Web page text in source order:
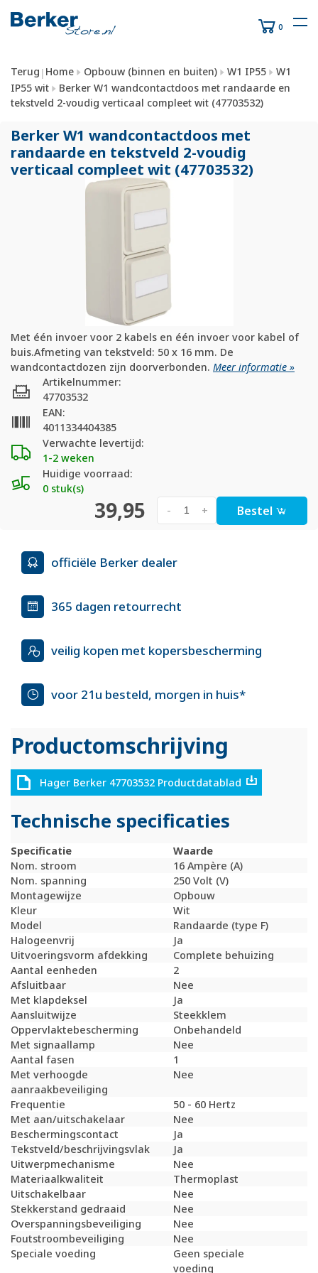
0
Terug | Home Opbouw (binnen en buiten) W1 IP55
W1
IP55 wit
Berker W1 wandcontactdoos met randaarde en
tekstveld 2-voudig verticaal compleet wit (47703532)
Berker W1 wandcontactdoos met
randaarde en tekstveld 2-voudig
verticaal compleet wit (47703532)
Met één invoer voor 2 kabels en één invoer voor kabel of
buis.Afmeting van tekstveld: 50 x 16 mm. De
wandcontactdozen zijn doorverbonden. Meer informatie »
Verwachte levertijd:
1-2 weken
Huidige voorraad:
0 stuk(s)
Artikelnummer:
47703532
EAN:
4011334404385
39,95 +
- Bestel
officiële Berker dealer
365 dagen retourrecht
veilig kopen met kopersbescherming
voor 21u besteld, morgen in huis*
Productomschrijving
Hager Berker 47703532 Productdatablad
Technische specificaties
Specificatie
Waarde
Nom. stroom
16 Ampère (A)
Nom. spanning
250 Volt (V)
Montagewijze
Opbouw
Kleur
Wit
Model
Randaarde (type F)
Halogeenvrij
Ja
Uitvoeringsvorm afdekking
Complete behuizing
Aantal eenheden
2
Afsluitbaar
Nee
Met klapdeksel
Ja
Aansluitwijze
Steekklem
Oppervlaktebescherming
Onbehandeld
Met signaallamp
Nee
Aantal fasen
1
Met verhoogde
aanraakbeveiliging
Nee
Frequentie
50 - 60 Hertz
Met aan/uitschakelaar
Nee
Beschermingscontact
Ja
Tekstveld/beschrijvingsvlak
Ja
Uitwerpmechanisme
Nee
Materiaalkwaliteit
Thermoplast
Uitschakelbaar
Nee
Stekkerstand gedraaid
Nee
Overspanningsbeveiliging
Nee
Foutstroombeveiliging
Nee
Speciale voeding
Geen speciale
voeding